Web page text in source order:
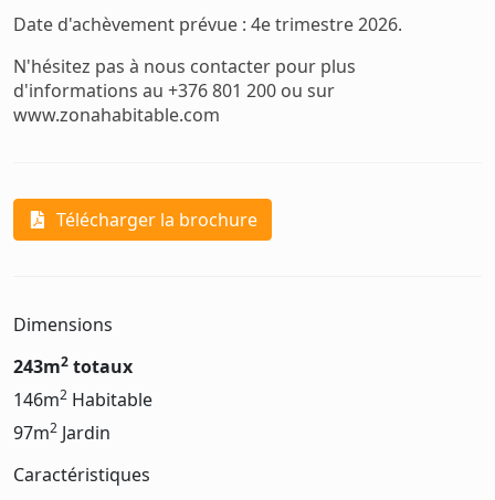
Date d'achèvement prévue : 4e trimestre 2026.
N'hésitez pas à nous contacter pour plus
d'informations au +376 801 200 ou sur
www.zonahabitable.com
Télécharger la brochure
Dimensions
243m2 totaux
146m2 Habitable
97m2 Jardin
Caractéristiques